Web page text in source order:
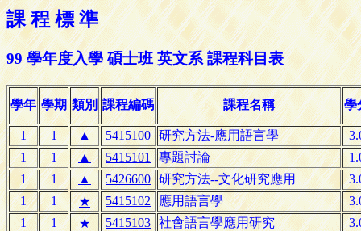
課 程 標 準
99 學年度入學 碩士班 英文系 課程科目表
學年 學期 類別 課程編碼 課程名稱 學
1 1 ▲ 5415100 研究方法-應用語言學
1
1 ▲ 5415101 專題討論
1
1 ▲ 5426600 研究方法--文化研究應用
1
1 ★ 5415102 應用語言學
1
1 ★ 5415103 社會語言學應用研究